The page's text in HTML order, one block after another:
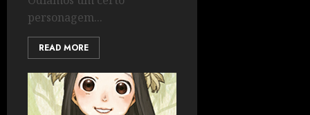
personagem...
READ MORE